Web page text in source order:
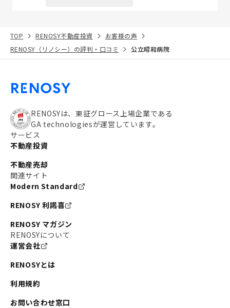
TOP RENOSY不動産投資
お客様の声
RENOSY（リノシー）の評判・口コミ
公立昭和病院
RENOSYは、東証グロース上場企業である
GA technologiesが運営しています。
サービス
不動産投資
不動産売却
関連サイト
Modern Standard
RENOSY 利諾喜
RENOSY マガジン
RENOSYについて
運営会社
RENOSYとは
利用規約
お問い合わせ窓口